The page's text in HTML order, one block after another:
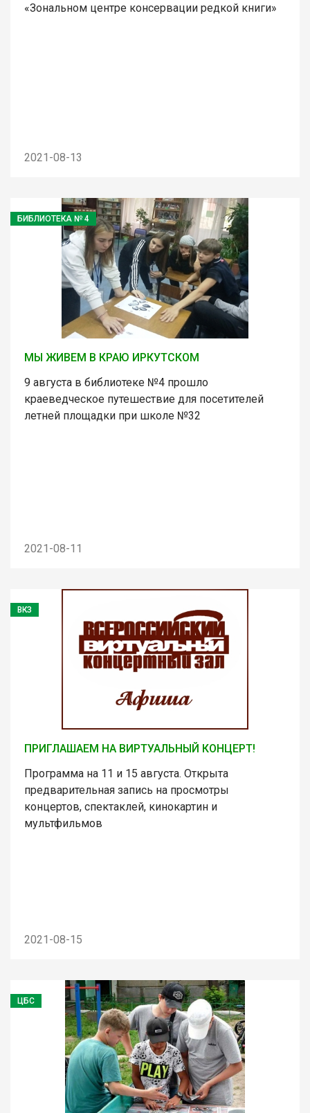
«Зональном центре консервации редкой книги»
2021-08-13
БИБЛИОТЕКА № 4
МЫ ЖИВЕМ В КРАЮ ИРКУТСКОМ
9 августа в библиотеке №4 прошло
краеведческое путешествие для посетителей
летней площадки при школе №32
2021-08-11
ВКЗ
ПРИГЛАШАЕМ НА ВИРТУАЛЬНЫЙ КОНЦЕРТ!
Программа на 11 и 15 августа. Открыта
предварительная запись на просмотры
концертов, спектаклей, кинокартин и
мультфильмов
2021-08-15
ЦБС